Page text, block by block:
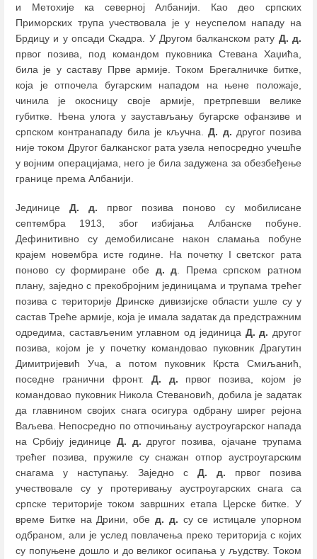
и Метохије ка северној Албанији. Као део српских
Приморских трупа учествовала је у неуспелом нападу на
Брдицу и у опсади Скадра. У Другом балканском рату Д. д.
првог позива, под командом пуковника Стевана Хаџића,
била је у саставу Прве армије. Током Брегалничке битке,
која је отпочела бугарским нападом на њене положаје,
чинила је окосницу своје армије, претрпевши велике
губитке. Њена улога у заустављању бугарске офанзиве и
српском контранападу била је кључна.Д. д. другог позива
није током Другог балканског рата узела непосредно учешће
у војним операцијама, него је била задужена за обезбеђење
границе према Албанији.
Јединице Д. д. првог позива поново су мобилисане
септембра 1913, због избијања Албанске побуне.
Дефинитивно су демобилисане након сламања побуне
крајем новембра исте године. На почетку I светског рата
поново су формиране обе д. д . Према српском ратном
плану, заједно с прекобројним јединицама и трупама трећег
позива с територије Дринске дивизијске области ушле су у
састав Треће армије, која је имала задатак да предстражним
одредима, састављеним углавном од јединица Д. д. другог
позива, којом је у почетку командовао пуковник Драгутин
Димитријевић Уча, а потом пуковник Крста Смиљанић,
поседне гранични фронт. Д. д. првог позива, којом је
командовао пуковник Никола Стевановић, добила је задатак
да главнином својих снага осигура одбрану ширег рејона
Ваљева. Непосредно по отпочињању аустроугарског напада
на Србију јединице Д. д. другог позива, ојачане трупама
трећег позива, пружиле су снажан отпор аустроугарским
снагама у наступању. Заједно с Д. д. првог позива
учествовале су у протеривању аустроугарских снага са
српске територије током завршних етапа Церске битке. У
време Битке на Дрини, обе д. д. су се истицале упорном
одбраном, али је услед повлачења преко територија с којих
су попуњене дошло и до великог осипања у људству. Током